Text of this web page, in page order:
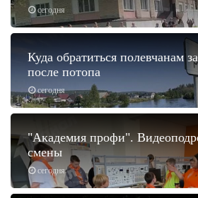
сегодня
сегодня
Куда обратиться полевчанам
после потопа
сегодня
"Академия профи".
смены